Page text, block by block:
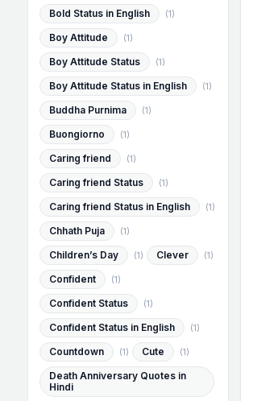
Bold Status in English (1)
Boy Attitude (1)
Boy Attitude Status (1)
Boy Attitude Status in English (1)
Buddha Purnima (1)
Buongiorno (1)
Caring friend (1)
Caring friend Status (1)
Caring friend Status in English (1)
Chhath Puja (1)
Children’s Day (1) Clever (1)
Confident (1)
Confident Status (1)
Confident Status in English (1)
Countdown (1) Cute (1)
Death Anniversary Quotes in
Hindi